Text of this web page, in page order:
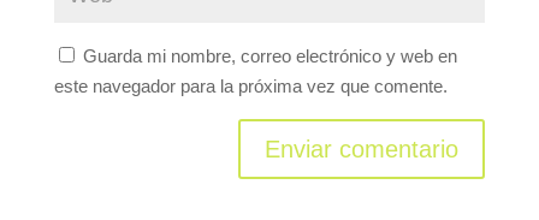
Guarda mi nombre, correo electrónico y web en
este navegador para la próxima vez que comente.